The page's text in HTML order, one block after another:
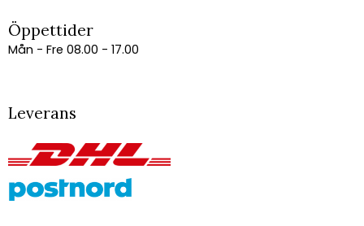
Öppettider
Mån - Fre 08.00 - 17.00
Leverans